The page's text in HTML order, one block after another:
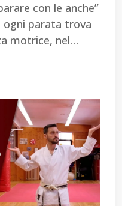
con le anche”
ogni parata trova
motrice, nel…